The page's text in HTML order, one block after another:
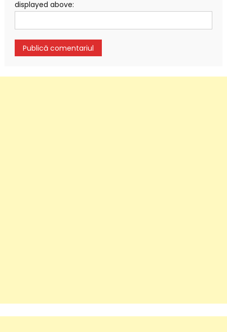
displayed above: